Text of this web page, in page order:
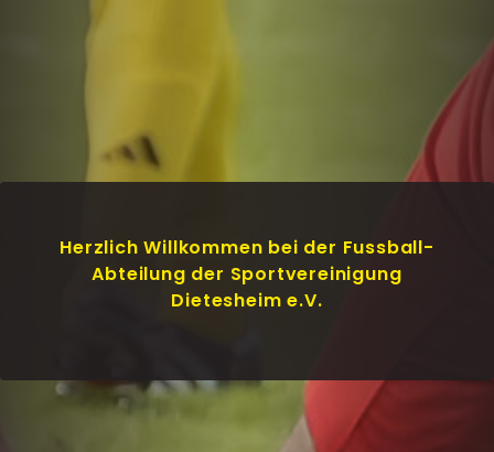
Herzlich Willkommen bei der Fussball-
Abteilung der Sportvereinigung
Dietesheim e.V.